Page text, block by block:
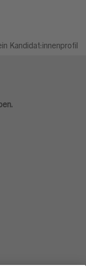
Kandidat:innenprofil